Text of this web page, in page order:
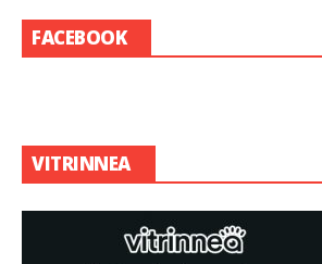
FACEBOOK
VITRINNEA